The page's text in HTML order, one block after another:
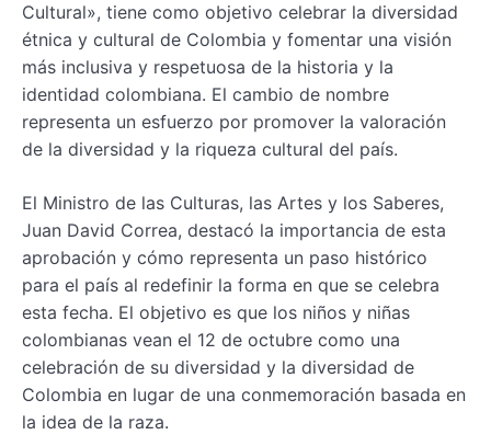
Cultural», tiene como objetivo celebrar la diversidad
étnica y cultural de Colombia y fomentar una visión
más inclusiva y respetuosa de la historia y la
identidad colombiana. El cambio de nombre
representa un esfuerzo por promover la valoración
de la diversidad y la riqueza cultural del país.
El Ministro de las Culturas, las Artes y los Saberes,
Juan David Correa, destacó la importancia de esta
aprobación y cómo representa un paso histórico
para el país al redefinir la forma en que se celebra
esta fecha. El objetivo es que los niños y niñas
colombianas vean el 12 de octubre como una
celebración de su diversidad y la diversidad de
Colombia en lugar de una conmemoración basada en
la idea de la raza.